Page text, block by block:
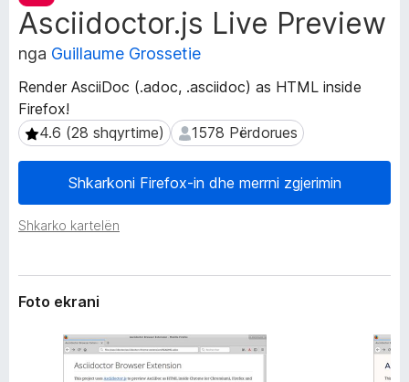
l
t
u
s
r
o
Asciidoctor.js Live Preview
nga Guillaume Grossetie
Render AsciiDoc (.adoc, .asciidoc) as HTML inside
Firefox!
4.6 (28 shqyrtime)
4.6 (28 shqyrtime) 1578 Përdorues
1578 Përdorues
Shkarkoni Firefox-in dhe merrni zgjerimin
Shkarko kartelën
t
ë
h
ë
n
a
j
e
iFoto ekrani